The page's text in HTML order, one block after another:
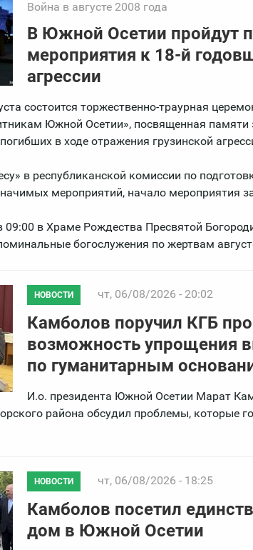
Война в августе 2008 года
В Южной Осетии пройдут
мероприятия к 18-й
агрессии
состоится торжественно-траурная
Южной Осетии», посвященная памяти
в ходе отражения грузинской
в республиканской комиссии по
мероприятий, начало мероприятия
09:00 в Храме Рождества Пресвятой
богослужения по жертвам
НОВОСТИ чт, 06/08/2026 - 20:02
Камболов поручил КГБ
возможность упрощения
по гуманитарным
И.о. президента Южной Осетии Марат
района обсудил проблемы, которые
НОВОСТИ чт, 06/08/2026 - 18:25
Камболов посетил
дом в Южной Осетии